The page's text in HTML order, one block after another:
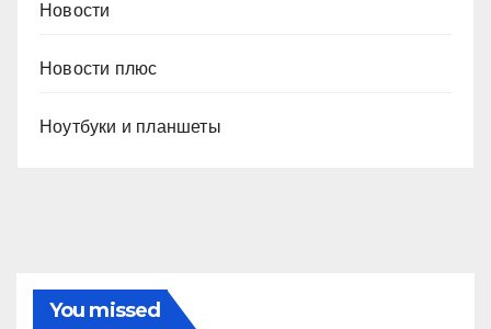
Новости
Новости плюс
Ноутбуки и планшеты
You missed